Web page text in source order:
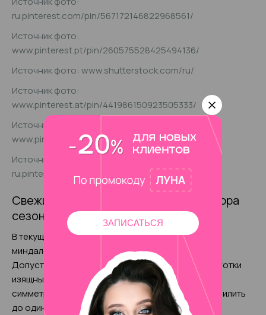
ru.pinterest.com/pin/567172146822968561/
Источник фото:
www.pinterest.pt/pin/260575528425494136/
Источник фото: www.shutterstock.com/ru/
Источник фото:
www.pinterest.at/pin/441986150923505333/
Источник фото:
www.pinterest.de/pin/502714377157196929/
Источник фото:
ru.pinterest.com/pin/573223858820877297/
Свежие решения прозрачного маникюра
сезона 2025 года на длинные ногти
В текущем сезоне в моде средняя длина на
миндалевидных или прямоугольных пластинах.
Допустимо слегка скруглить кончики, сделав ноготки
изящными. Необходимо позаботиться о
симметричности всех пластинок, аккуратно подпилить
до одинаковой длины. Такая форма наиболее
ЗАПИСАТЬСЯ